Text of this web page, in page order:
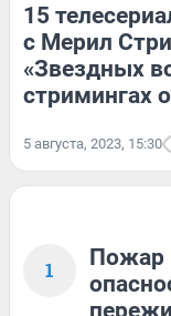
15
с Мерил
«Звездных
стримингах
5 августа, 2023, 15:30
1
Пожар